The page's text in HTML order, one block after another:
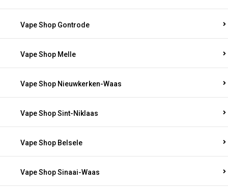
Vape Shop Gontrode
Vape Shop Melle
Vape Shop Nieuwkerken-Waas
Vape Shop Sint-Niklaas
Vape Shop Belsele
Vape Shop Sinaai-Waas